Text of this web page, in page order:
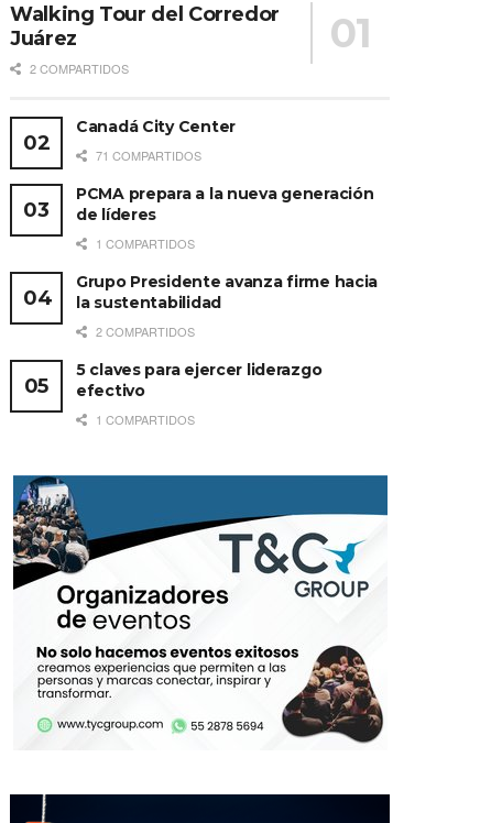
Walking Tour del Corredor
Juárez
2 COMPARTIDOS
Canadá City Center
71 COMPARTIDOS
PCMA prepara a la nueva generación
de líderes
1 COMPARTIDOS
Grupo Presidente avanza firme hacia
la sustentabilidad
2 COMPARTIDOS
5 claves para ejercer liderazgo
efectivo
1 COMPARTIDOS